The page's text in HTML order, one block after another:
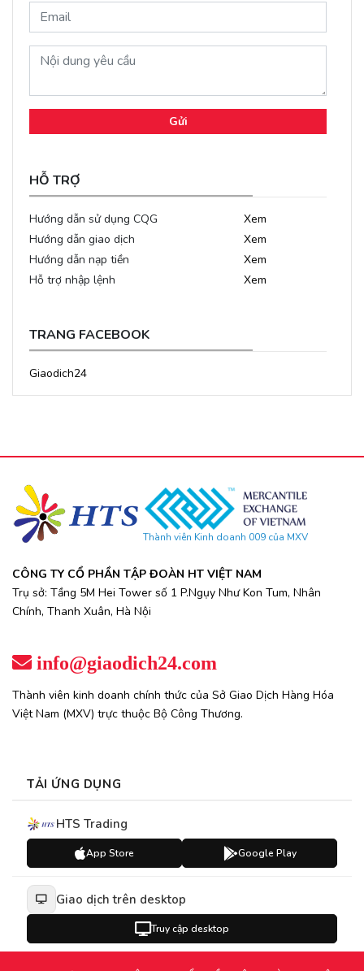
Gửi
HỖ TRỢ
Hướng dẫn sử dụng CQG
Xem
Hướng dẫn giao dịch
Xem
Hướng dẫn nạp tiền
Xem
Hỗ trợ nhập lệnh
Xem
TRANG FACEBOOK
Giaodich24
Thành viên Kinh doanh 009 của MXV
CÔNG TY CỔ PHẦN TẬP ĐOÀN HT VIỆT NAM
Trụ sở: Tầng 5M Hei Tower số 1 P.Ngụy Như Kon Tum, Nhân
Chính, Thanh Xuân, Hà Nội
info@giaodich24.com
Thành viên kinh doanh chính thức của Sở Giao Dịch Hàng Hóa
Việt Nam (MXV) trực thuộc Bộ Công Thương.
TẢI ỨNG DỤNG
HTS Trading
App Store Google Play
Giao dịch trên desktop
Truy cập desktop